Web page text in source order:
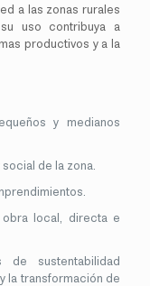
a las zonas rurales
uso contribuya a
productivos y a la
y medianos
de la zona.
local, directa e
sustentabilidad
la transformación de